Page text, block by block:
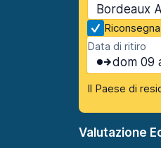
Bordeaux
Data di ritiro
dom 09
Il Paese di
Valutazione